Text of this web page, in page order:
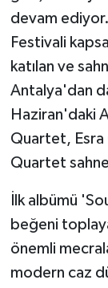
devam
Festivali
katılan ve
Antalya'dan
Haziran'daki
Quartet, Esra
Quartet
İlk albümü
beğeni
önemli
modern caz